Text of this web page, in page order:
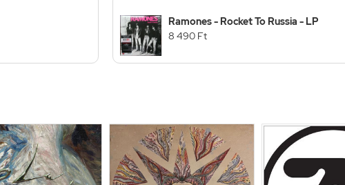
Ramones - Rocket To Russia - LP
8 490 Ft